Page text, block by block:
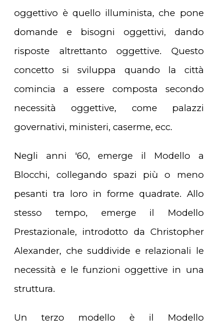
oggettivo è quello illuminista, che pone
domande e bisogni oggettivi, dando
risposte altrettanto oggettive. Questo
concetto si sviluppa quando la città
comincia a essere composta secondo
necessità oggettive, come palazzi
governativi, ministeri, caserme, ecc.
Negli anni '60, emerge il Modello a
Blocchi, collegando spazi più o meno
pesanti tra loro in forme quadrate. Allo
stesso tempo, emerge il Modello
Prestazionale, introdotto da Christopher
Alexander, che suddivide e relazionali le
necessità e le funzioni oggettive in una
struttura.
Un terzo modello è il Modello